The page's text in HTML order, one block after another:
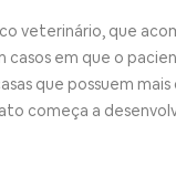
veterinário, que
casos em que o
que possuem
começa a